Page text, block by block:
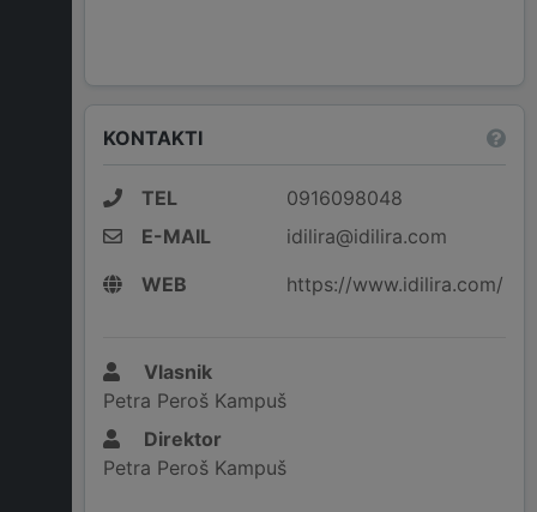
KONTAKTI
TEL
0916098048
E-MAIL
idilira@idilira.com
WEB
https://www.idilira.com/
Vlasnik
Petra Peroš Kampuš
Direktor
Petra Peroš Kampuš